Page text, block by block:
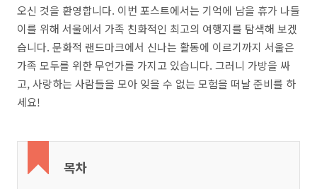
오신 것을 환영합니다. 이번 포스트에서는 기억에 남을 휴가 나들
이를 위해 서울에서 가족 친화적인 최고의 여행지를 탐색해 보겠
습니다. 문화적 랜드마크에서 신나는 활동에 이르기까지 서울은
가족 모두를 위한 무언가를 가지고 있습니다. 그러니 가방을 싸
고, 사랑하는 사람들을 모아 잊을 수 없는 모험을 떠날 준비를 하
세요!
목차